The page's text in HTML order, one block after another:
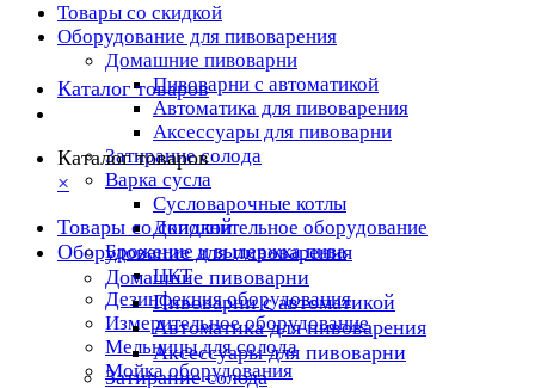
Товары со скидкой
Оборудование для пивоварения
Домашние пивоварни
Пивоварни с автоматикой
Автоматика для пивоварения
Аксессуары для пивоварни
Затирание солода
Варка сусла
Cусловарочные котлы
Дополнительное оборудование
Брожение и выдержка пива
ЦКТ
Дезинфекция оборудования
Измерительное оборудование
Мельницы для солода
Мойка оборудования
Каталог товаров
Каталог товаров
×
Товары со скидкой
Оборудование для пивоварения
Домашние пивоварни
Пивоварни с автоматикой
Автоматика для пивоварения
Аксессуары для пивоварни
Затирание солода